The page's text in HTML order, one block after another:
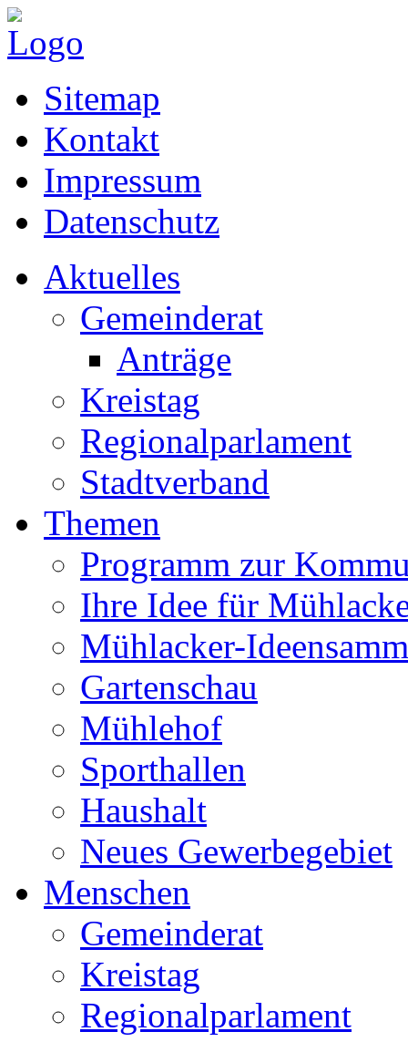
Sitemap
Kontakt
Impressum
Datenschutz
Aktuelles
Gemeinderat
Anträge
Kreistag
Regionalparlament
Stadtverband
Themen
Programm zur
Ihre Idee für
Mühlacker-
Gartenschau
Mühlehof
Sporthallen
Haushalt
Neues Gewerbegebiet
Menschen
Gemeinderat
Kreistag
Regionalparlament